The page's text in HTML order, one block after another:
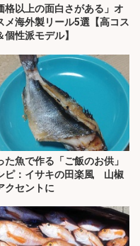
格以上の面白さがある」オ
メ海外製リール5選【高コス
個性派モデル】
た魚で作る「ご飯のお供」
ピ：イサキの田楽風 山椒
クセントに